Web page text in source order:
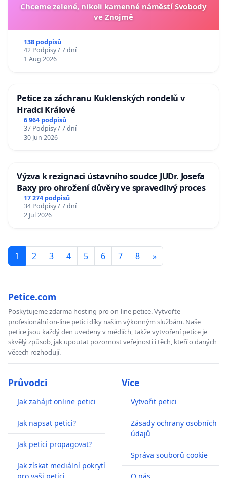
Chceme zelené, nikoli kamenné náměstí Svobody
ve Znojmě
138 podpisů
42 Podpisy / 7 dní
1 Aug 2026
Petice za záchranu Kuklenských rondelů v
Hradci Králové
6 964 podpisů
37 Podpisy / 7 dní
30 Jun 2026
Výzva k rezignaci ústavního soudce JUDr. Josefa
Baxy pro ohrožení důvěry ve spravedlivý proces
17 274 podpisů
34 Podpisy / 7 dní
2 Jul 2026
1 2 3 4 5 6 7 8 »
Petice.com
Poskytujeme zdarma hosting pro on-line petice. Vytvořte
profesionální on-line petici díky našim výkonným službám. Naše
petice jsou každý den uvedeny v médiích, takže vytvoření petice je
skvělý způsob, jak upoutat pozornost veřejnosti i těch, kteří o daných
věcech rozhodují.
Průvodci
Jak zahájit online petici
Jak napsat petici?
Jak petici propagovat?
Jak získat mediální pokrytí
Více
Vytvořit petici
Zásady ochrany osobních
údajů
Správa souborů cookie